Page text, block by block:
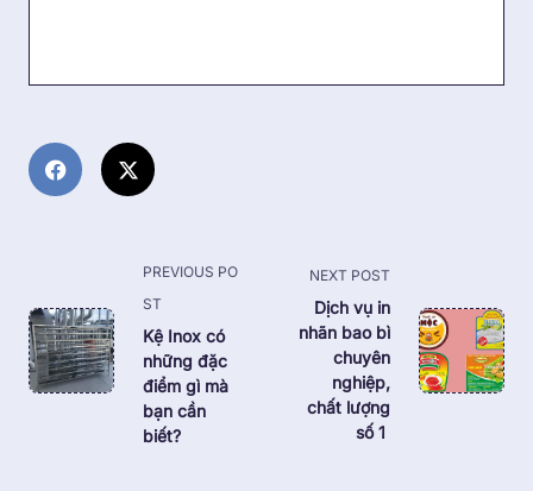
class="nav-
subtitle
screen-
reader-
text">Page</span>
PREVIOUS PO
ST
Kệ Inox có
những đặc
điểm gì mà
bạn cần
biết?
NEXT POST
Dịch vụ in
nhãn bao bì
chuyên
nghiệp,
chất lượng
số 1